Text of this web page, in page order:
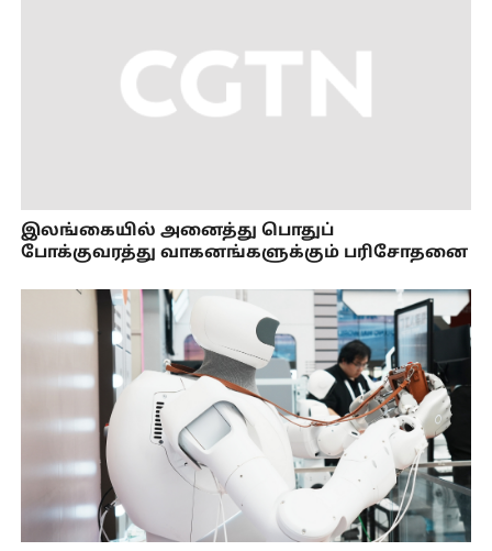
இலங்கையில் அனைத்து பொதுப்
போக்குவரத்து வாகனங்களுக்கும் பரிசோதனை